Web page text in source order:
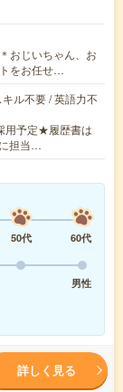
おじいちゃん、お
をお任せ…
ル不要 / 英語力不
用予定★履歴書は
担当…
50代
60代
男性
詳しく見る